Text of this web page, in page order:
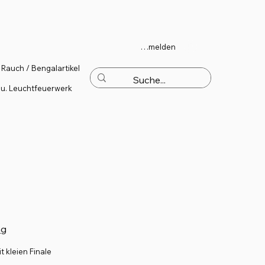
Rauch / Bengalartikel
u. Leuchtfeuerwerk
Anmelden
kleien Finale